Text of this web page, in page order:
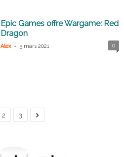
Epic Games offre Wargame: Red
Dragon
Alex - 5 mars 2021 0
2 3